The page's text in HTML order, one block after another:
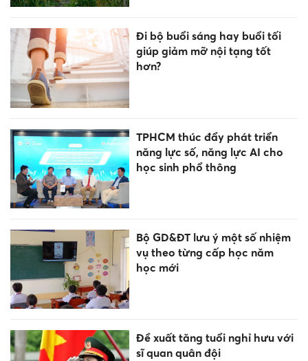
Đi bộ buổi sáng hay buổi tối
giúp giảm mỡ nội tạng tốt
hơn?
TPHCM thúc đẩy phát triển
năng lực số, năng lực AI cho
học sinh phổ thông
Bộ GD&ĐT lưu ý một số nhiệm
vụ theo từng cấp học năm
học mới
Đề xuất tăng tuổi nghỉ hưu với
sĩ quan quân đội